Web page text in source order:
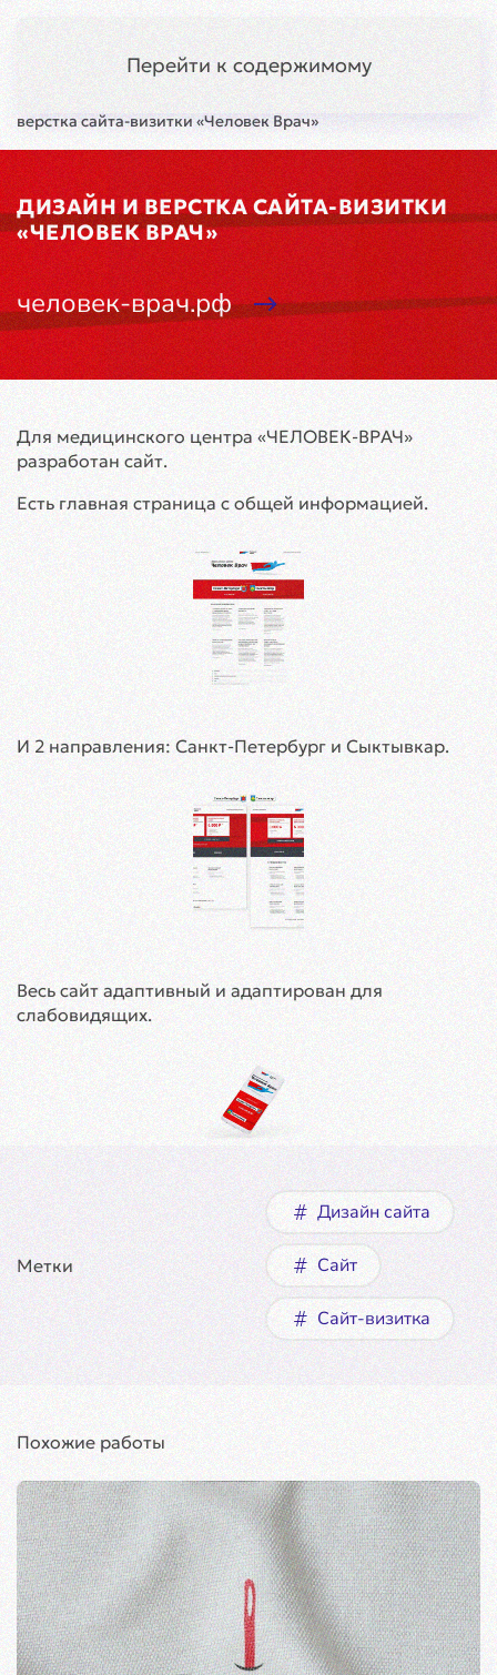
Перейти к содержимому
верстка сайта-визитки «Человек Врач»
ДИЗАЙН И ВЕРСТКА САЙТА-ВИЗИТКИ
«ЧЕЛОВЕК ВРАЧ»
человек-врач.рф
Для медицинского центра «ЧЕЛОВЕК-ВРАЧ»
разработан сайт.
Есть главная страница с общей информацией.
И 2 направления: Санкт-Петербург и Сыктывкар.
Весь сайт адаптивный и адаптирован для
слабовидящих.
Метки
Дизайн сайта
Сайт
Сайт-визитка
Похожие работы